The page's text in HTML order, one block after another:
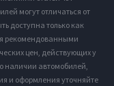
могут отличаться от
доступна только как
рекомендованными
цен, действующих у
наличии автомобилей,
и оформления уточняйте